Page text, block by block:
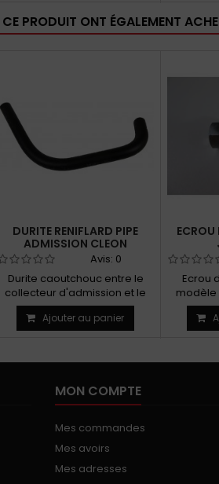
PRODUIT ONT ÉGALEMENT
DURITE RENIFLARD PIPE
ADMISSION CLEON
Avis: 0
Durite caoutchouc entre le
collecteur d'admission et le
carburateur
Ajouter au panier
ECROU
Ecrou
modèle
MON COMPTE
Mes commandes
Mes avoirs
Mes adresses